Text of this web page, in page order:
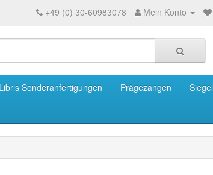
+49 (0) 30-60983078 Mein Konto
Sonderanfertigungen Prägezangen Siegel